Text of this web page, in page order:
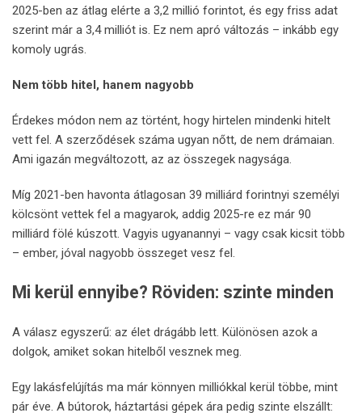
2025-ben az átlag elérte a 3,2 millió forintot, és egy friss adat
szerint már a 3,4 milliót is. Ez nem apró változás – inkább egy
komoly ugrás.
Nem több hitel, hanem nagyobb
Érdekes módon nem az történt, hogy hirtelen mindenki hitelt
vett fel. A szerződések száma ugyan nőtt, de nem drámaian.
Ami igazán megváltozott, az az összegek nagysága.
Míg 2021-ben havonta átlagosan 39 milliárd forintnyi személyi
kölcsönt vettek fel a magyarok, addig 2025-re ez már 90
milliárd fölé kúszott. Vagyis ugyanannyi – vagy csak kicsit több
– ember, jóval nagyobb összeget vesz fel.
Mi kerül ennyibe? Röviden: szinte minden
A válasz egyszerű: az élet drágább lett. Különösen azok a
dolgok, amiket sokan hitelből vesznek meg.
Egy lakásfelújítás ma már könnyen milliókkal kerül többe, mint
pár éve. A bútorok, háztartási gépek ára pedig szinte elszállt: